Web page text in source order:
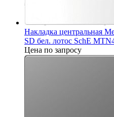
Накладка центральная
SD бел. лотос SchE
Цена по запросу